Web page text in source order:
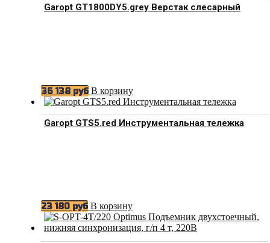
Garopt GT1800DY5.grey Верстак слесарный
36 138 руб В корзину
Garopt GTS5.red Инструментальная тележка
23 180 руб В корзину